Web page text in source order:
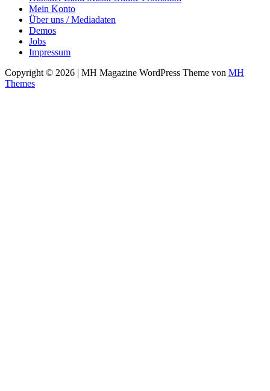
Mein Konto
Über uns / Mediadaten
Demos
Jobs
Impressum
Copyright © 2026 | MH Magazine WordPress Theme von MH
Themes